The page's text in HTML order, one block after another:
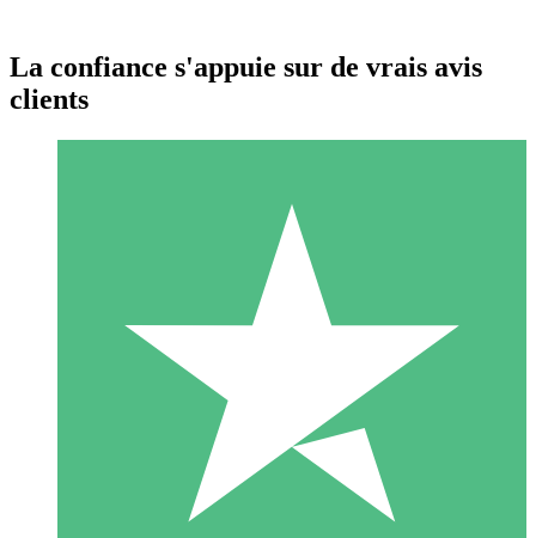
Packs de Crédits Individuels
Payez à l'utilisation avec des crédits de téléchargement. Sans
1 Téléchargement
10 00
La confiance s'appuie sur de vrais avis
clients